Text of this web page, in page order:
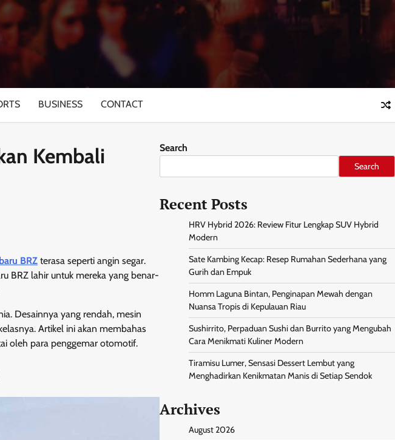
BUSINESS CONTACT
Kembali
BRZ terasa seperti angin segar.
BRZ lahir untuk mereka yang benar-
Desainnya yang rendah, mesin
Artikel ini akan membahas
oleh para penggemar otomotif.
Search
Search
Recent Posts
HRV Hybrid 2026: Review Fitur Lengkap SUV Hybrid
Modern
Sate Kambing Kecap: Resep Rumahan Sederhana yang
Gurih dan Empuk
Homm Laguna Bintan, Penginapan Mewah dengan
Nuansa Tropis di Kepulauan Riau
Sushirrito, Perpaduan Sushi dan Burrito yang Mengubah
Cara Menikmati Kuliner Modern
Tiramisu Lumer, Sensasi Dessert Lembut yang
Menghadirkan Kenikmatan Manis di Setiap Sendok
Archives
August 2026